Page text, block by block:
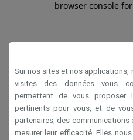
browser console
Sur nos sites et nos applications,
visites des données vous
permettent de vous
pertinents pour vous, et de
partenaires, des
mesurer leur efficacité. Elles